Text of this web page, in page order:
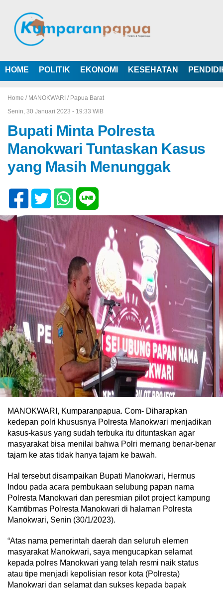
HOME POLITIK EKONOMI KESEHATAN
Home / MANOKWARI / Papua Barat
Senin, 30 Januari 2023 - 19:33 WIB
Bupati Minta Polresta
Manokwari Tuntaskan Kasus
yang Masih Menunggak
MANOKWARI, Kumparanpapua. Com- Diharapkan
kedepan polri khususnya Polresta Manokwari menjadikan
kasus-kasus yang sudah terbuka itu dituntaskan agar
masyarakat bisa menilai bahwa Polri memang benar-benar
tajam ke atas tidak hanya tajam ke bawah.
Hal tersebut disampaikan Bupati Manokwari, Hermus
Indou pada acara pembukaan selubung papan nama
Polresta Manokwari dan peresmian pilot project kampung
Kamtibmas Polresta Manokwari di halaman Polresta
Manokwari, Senin (30/1/2023).
“Atas nama pemerintah daerah dan seluruh elemen
masyarakat Manokwari, saya mengucapkan selamat
kepada polres Manokwari yang telah resmi naik status
atau tipe menjadi kepolisian resor kota (Polresta)
Manokwari dan selamat dan sukses kepada bapak